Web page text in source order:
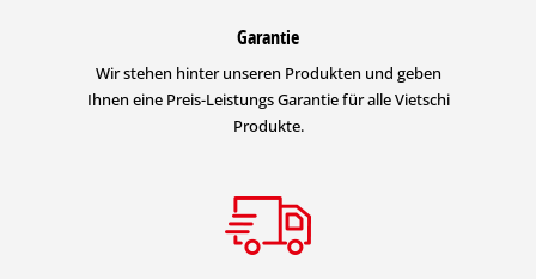
Garantie
Wir stehen hinter unseren Produkten und geben
Ihnen eine Preis-Leistungs Garantie für alle Vietschi
Produkte.